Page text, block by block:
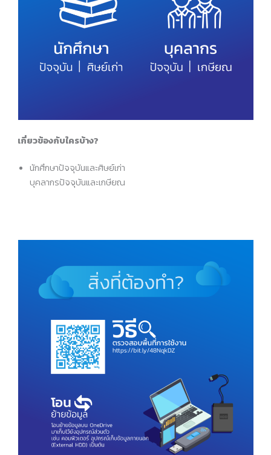
เกี่ยวข้องกับใครบ้าง?
นักศึกษาปัจจุบันและศิษย์เก่า
บุคลากรปัจจุบันและเกษียณ